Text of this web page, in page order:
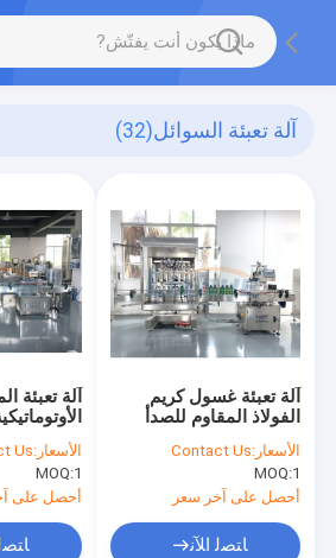
آلة تعبئة السوائل(32)
آلة تعبئة
الأسعار:Us
MOQ:1
أحصل على
آلة تعبئة غسول كريم
الفولاذ المقاوم للصدأ
الأسعار:Contact Us
MOQ:1
أحصل على آخر سعر
ﺎﺘﺼﻟ ﺍﻶﻧ